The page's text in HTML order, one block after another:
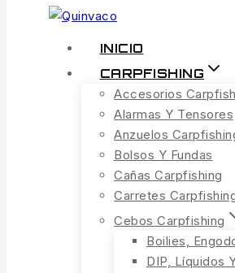
INICIO
CARPFISHING
Accesorios
Alarmas Y Tensores
Anzuelos
Bolsos Y Fundas
Cañas Carpfishing
Carretes
Cebos Carpfishing
Boilies,
DIP, Líquidos